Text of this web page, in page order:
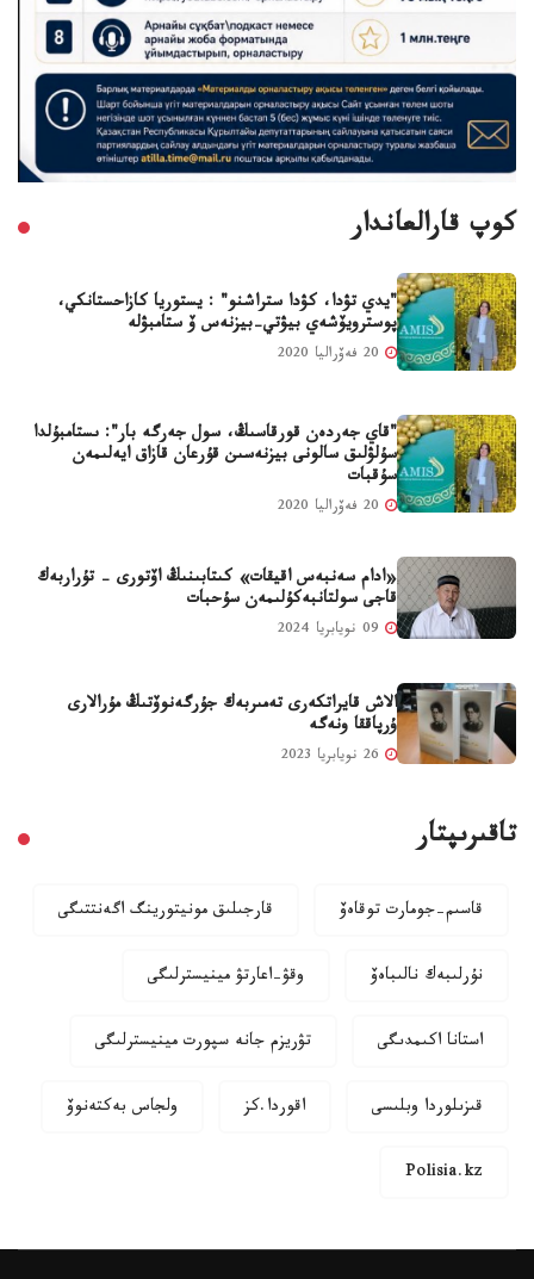
كوپ قارالعاندار
"يدي تۋدا، كۋدا ستراشنو" : يستوريا كازاحستانكي،
پوسترويۆشەي بيۋتي-بيزنەس ۆ ستامبۋلە
"قاي جەردەن قورقاسىڭ، سول جەرگە بار": ىستامبۇلدا
سۇلۋلىق سالونى بيزنەسىن قۇرعان قازاق ايەلىمەن
سۇقبات
«ادام سەنبەس اقيقات» كىتابىنىڭ اۆتورى - تۇراربەك
قاجى سولتانبەكۇلىمەن سۇحبات
الاش قايراتكەرى تەمىربەك جۇرگەنوۆتىڭ مۇرالارى
ۇرپاققا ونەگە
تاقىرىپتار
قاسىم-جومارت توقاەۆ قارجىلىق مونيتورينگ اگەنتتىگى
نۇرلىبەك نالىباەۆ وقۋ-اعارتۋ مينيسترلىگى
استانا اكىمدىگى تۋريزم جانە سپورت مينيسترلىگى
قىزىلوردا وبلىسى اقوردا.كز ولجاس بەكتەنوۆ
Polisia.kz